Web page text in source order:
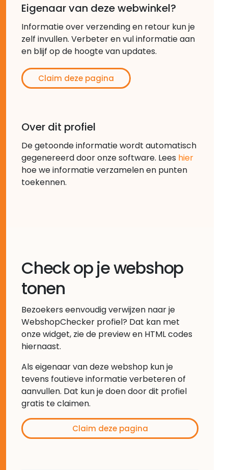
Eigenaar van deze webwinkel?
Informatie over verzending en retour kun je
zelf invullen. Verbeter en vul informatie aan
en blijf op de hoogte van updates.
Claim deze pagina
Over dit profiel
De getoonde informatie wordt automatisch
gegenereerd door onze software. Lees hier
hoe we informatie verzamelen en punten
toekennen.
Check op je webshop
tonen
Bezoekers eenvoudig verwijzen naar je
WebshopChecker profiel? Dat kan met
onze widget, zie de preview en HTML codes
hiernaast.
Als eigenaar van deze webshop kun je
tevens foutieve informatie verbeteren of
aanvullen. Dat kun je doen door dit profiel
gratis te claimen.
Claim deze pagina